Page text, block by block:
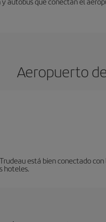
Aeropuerto
está bien conectado
hoteles.